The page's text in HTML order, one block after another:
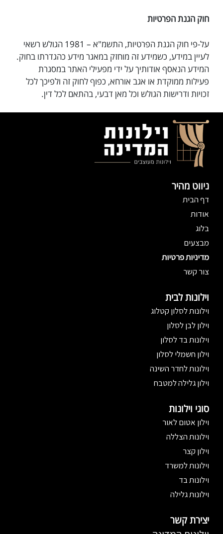
חוק הגנת הפרטיות
על-פי חוק הגנת הפרטיות, התשמ"א – 1981 הגולש רשאי
לעיין במידע, כשמידע זה מוחזק במאגר מידע כהגדרתו בחוק.
המידע הנאסף אודותיך על ידי מפעילי האתר במסגרת
פעילות ממוקדת או אגב אורחא, כפוף לחוק זה ולפיכך לכל
זכויות ודרישות הגולש וכל מאן דבעי, בהתאם לכל דין.
ניווט מהיר
דף הבית
אודות
בלוג
מבצעים
מדיניות פרטיות
צור קשר
וילונות לבית
וילונות לסלון קטלוג
וילון לבן לסלון
וילונות בד לסלון
וילון חשמלי לסלון
וילונות לחדר השינה
וילון גלילה למטבח
סוגי וילונות
וילון אטום לאור
וילונות הצללה
וילון קצר
וילונות למשרד
וילונות בד
וילונות גלילה
יצירת קשר